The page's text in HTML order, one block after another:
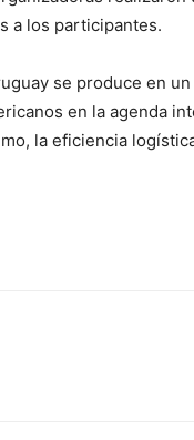
a los participantes.
se produce en
en la agenda
la eficiencia